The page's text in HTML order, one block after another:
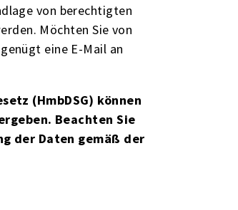
von berechtigten
Möchten Sie von
eine E-Mail an
(HmbDSG) können
Beachten Sie
der Daten gemäß der